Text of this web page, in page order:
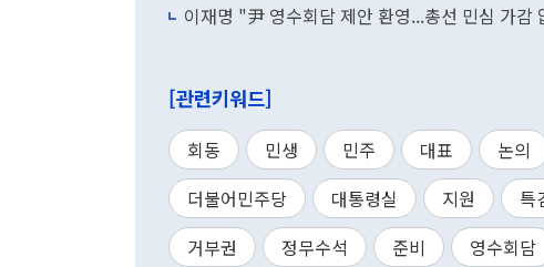
이재명 "尹 영수회담 제안 환영...총선 민심 가감
[관련키워드]
회동 민생 민주 대표 논의
더불어민주당
대통령실 지원 특
거부권
정무수석 준비 영수회담